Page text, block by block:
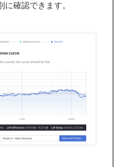
確認できます。